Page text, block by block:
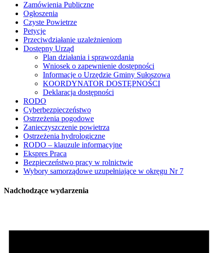
Zamówienia Publiczne
Ogłoszenia
Czyste Powietrze
Petycje
Przeciwdziałanie uzależnieniom
Dostępny Urząd
Plan działania i sprawozdania
Wniosek o zapewnienie dostępności
Informacje o Urzędzie Gminy Sułoszowa
KOORDYNATOR DOSTĘPNOŚCI
Deklaracja dostępności
RODO
Cyberbezpieczeństwo
Ostrzeżenia pogodowe
Zanieczyszczenie powietrza
Ostrzeżenia hydrologiczne
RODO – klauzule informacyjne
Ekspres Praca
Bezpieczeństwo pracy w rolnictwie
Wybory samorządowe uzupełniające w okręgu Nr 7
Nadchodzące wydarzenia